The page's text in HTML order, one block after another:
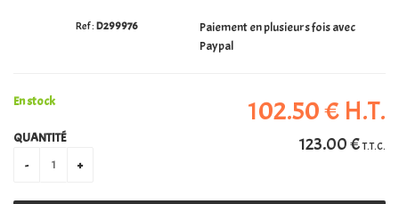
Paiement en plusieurs fois avec
Paypal
D299976
102.50€ H.T.
123.00€T.T.C.
En stock
QUANTITÉ